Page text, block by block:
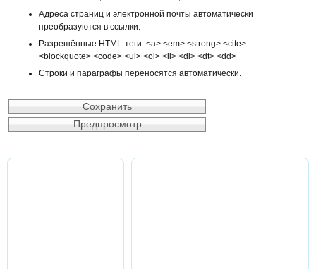
Адреса страниц и электронной почты автоматически
преобразуются в ссылки.
Разрешённые HTML-теги: <a> <em> <strong> <cite>
<blockquote> <code> <ul> <ol> <li> <dl> <dt> <dd>
Строки и параграфы переносятся автоматически.